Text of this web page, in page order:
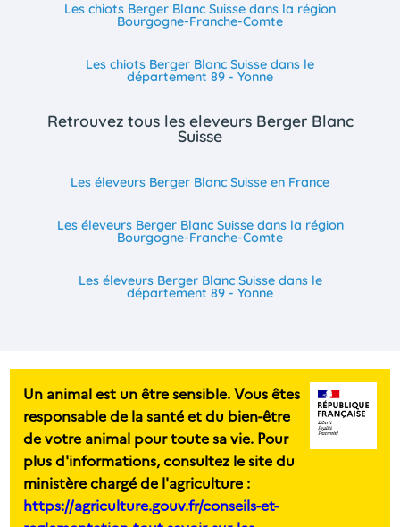
Les chiots Berger Blanc Suisse dans la région
Bourgogne-Franche-Comte
Les chiots Berger Blanc Suisse dans le
département 89 - Yonne
Retrouvez tous les eleveurs Berger Blanc
Suisse
Les éleveurs Berger Blanc Suisse en France
Les éleveurs Berger Blanc Suisse dans la région
Bourgogne-Franche-Comte
Les éleveurs Berger Blanc Suisse dans le
département 89 - Yonne
Un animal est un être sensible. Vous êtes
responsable de la santé et du bien-être
de votre animal pour toute sa vie. Pour
plus d'informations, consultez le site du
ministère chargé de l'agriculture :
https://agriculture.gouv.fr/conseils-et-